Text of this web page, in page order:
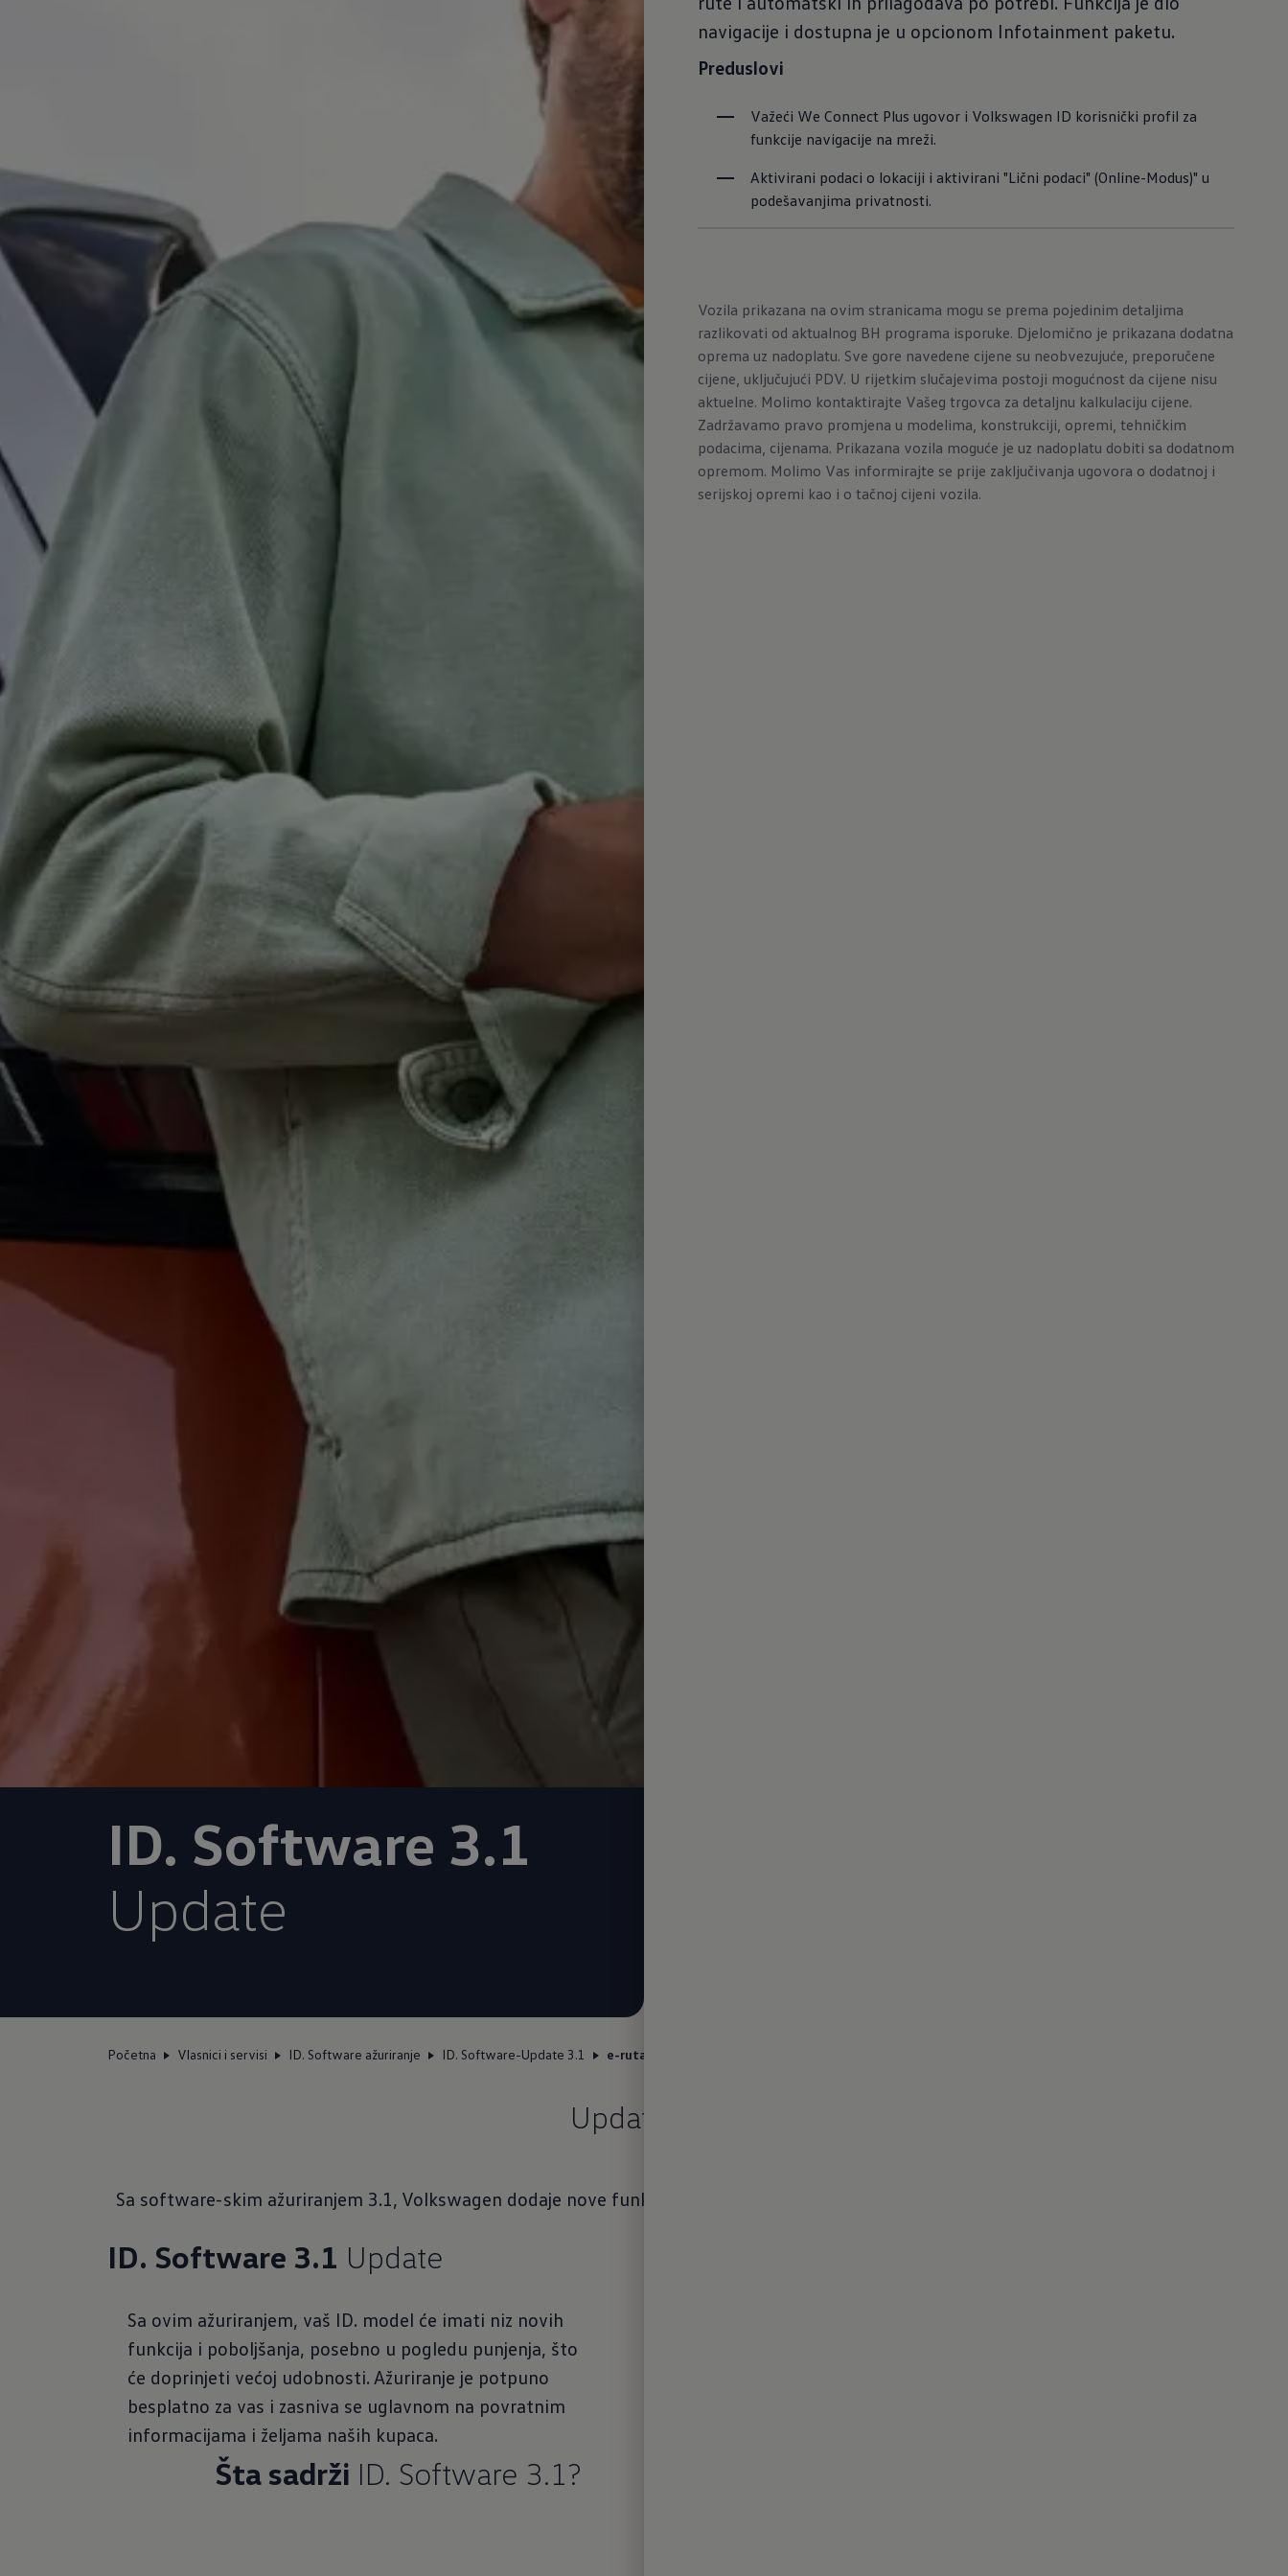
ID. Software 3.1
Update
Početna Vlasnici i servisi ID. Software ažuriranje ID. Software-Update 3.1 e-ruta
Update 3.1
Sa software-skim ažuriranjem 3.1, Volkswagen dodaje nove funkcije i poboljšanja koja se odnose na udobnost i uštedu vremena.
ID. Software 3.1 Update
Sa ovim ažuriranjem, vaš ID. model će imati niz novih
funkcija i poboljšanja, posebno u pogledu punjenja, što
će doprinjeti većoj udobnosti. Ažuriranje je potpuno
besplatno za vas i zasniva se uglavnom na povratnim
informacijama i željama naših kupaca.
Šta sadrži ID. Software 3.1?
navigacije i dostupna je u opcionom Infotainment paketu.
Preduslovi
Važeći We Connect Plus ugovor i Volkswagen ID korisnički profil za
funkcije navigacije na mreži.
Aktivirani podaci o lokaciji i aktivirani "Lični podaci" (Online-Modus)" u
podešavanjima privatnosti.
Vozila prikazana na ovim stranicama mogu se prema pojedinim detaljima
razlikovati od aktualnog BH programa isporuke. Djelomično je prikazana dodatna
oprema uz nadoplatu. Sve gore navedene cijene su neobvezujuće, preporučene
cijene, uključujući PDV. U rijetkim slučajevima postoji mogućnost da cijene nisu
aktuelne. Molimo kontaktirajte Vašeg trgovca za detaljnu kalkulaciju cijene.
Zadržavamo pravo promjena u modelima, konstrukciji, opremi, tehničkim
podacima, cijenama. Prikazana vozila moguće je uz nadoplatu dobiti sa dodatnom
opremom. Molimo Vas informirajte se prije zaključivanja ugovora o dodatnoj i
serijskoj opremi kao i o tačnoj cijeni vozila.